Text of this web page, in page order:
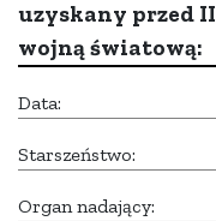
uzyskany przed II
wojną światową:
Data:
Starszeństwo:
Organ nadający: